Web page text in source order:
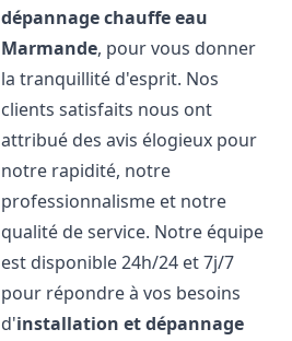
dépannage chauffe eau
Marmande, pour vous donner
la tranquillité d'esprit. Nos
clients satisfaits nous ont
attribué des avis élogieux pour
notre rapidité, notre
professionnalisme et notre
qualité de service. Notre équipe
est disponible 24h/24 et 7j/7
pour répondre à vos besoins
d'installation et dépannage